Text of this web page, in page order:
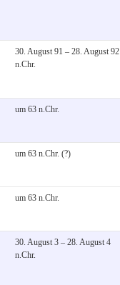
30. August 91 – 28. August 92
n.Chr.
um 63 n.Chr.
um 63 n.Chr. (?)
um 63 n.Chr.
30. August 3 – 28. August 4
n.Chr.